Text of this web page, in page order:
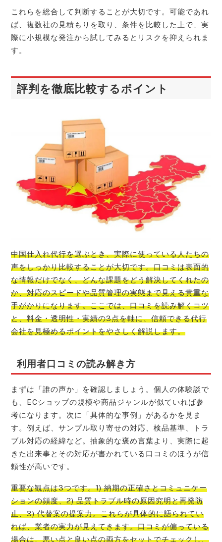
これらを総合して判断することが大切です。可能であれ
ば、複数社の見積もりを取り、条件を比較した上で、実
際に小規模な発注から試してみるとリスクを抑えられま
す。
評判を徹底比較するポイント
中国仕入れ代行を選ぶとき、実際に使っている人たちの
声をしっかり比較することが大切です。口コミは表面的
な情報だけでなく、どんな課題をどう解決してくれたの
か、対応のスピードや品質管理の実態まで見える貴重な
手がかりになります。ここでは、口コミを読み解くコツ
と、料金・透明性・実績の3点を軸に、信頼できる代行
会社を見極めるポイントをやさしく解説します。
利用者口コミの読み解き方
まずは「誰の声か」を確認しましょう。個人の体験談で
も、ECショップの規模や商品ジャンルが似ていれば参
考になります。次に「具体的な事例」があるかを見ま
す。例えば、サンプル取り寄せの対応、検品基準、トラ
ブル対応の経緯など。抽象的な褒め言葉より、実際に起
きた出来事とその対応が書かれている口コミのほうが信
頼性が高いです。
重要な観点は3つです。1) 納期の正確さとコミュニケー
ションの頻度、2) 品質トラブル時の原因究明と再発防
止、3) 代替案の提案力。これらが具体的に語られてい
れば、業者の実力が見えてきます。口コミが偏っている
場合は、悪い点と良い点の両方をセットでチェックし、